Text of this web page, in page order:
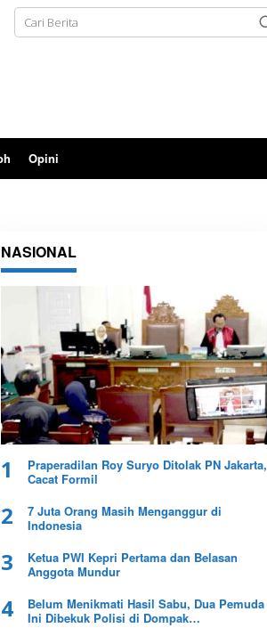
Opini
NASIONAL
1
Praperadilan Roy Suryo Ditolak PN Jakarta,
Cacat Formil
2
7 Juta Orang Masih Menganggur di
Indonesia
3
Ketua PWI Kepri Pertama dan Belasan
Anggota Mundur
4
Belum Menikmati Hasil Sabu, Dua Pemuda
Ini Dibekuk Polisi di Dompak